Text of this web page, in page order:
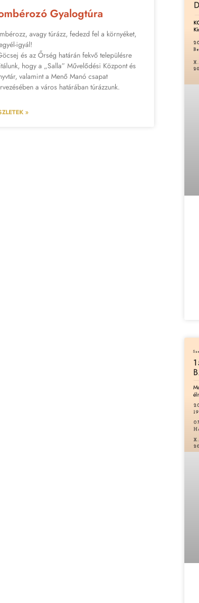
Gyalogtúra
avagy túrázz, fedezd fel a környéket,
igyál!
és az Őrség határán fekvő településre
hogy a „Salla” Művelődési Központ és
valamint a Menő Manó csapat
a város határában túrázzunk.
»